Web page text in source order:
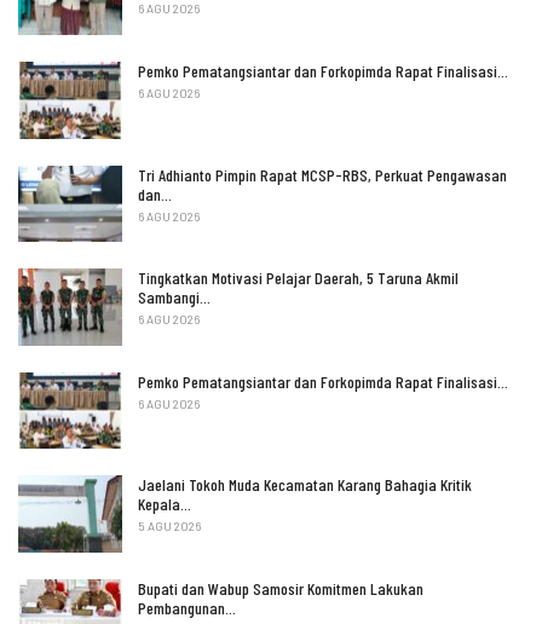
6 AGU 2026
Pemko Pematangsiantar dan Forkopimda Rapat Finalisasi…
6 AGU 2026
Tri Adhianto Pimpin Rapat MCSP-RBS, Perkuat Pengawasan
dan…
6 AGU 2026
Tingkatkan Motivasi Pelajar Daerah, 5 Taruna Akmil
Sambangi…
6 AGU 2026
Pemko Pematangsiantar dan Forkopimda Rapat Finalisasi…
6 AGU 2026
Jaelani Tokoh Muda Kecamatan Karang Bahagia Kritik
Kepala…
5 AGU 2026
Bupati dan Wabup Samosir Komitmen Lakukan
Pembangunan…